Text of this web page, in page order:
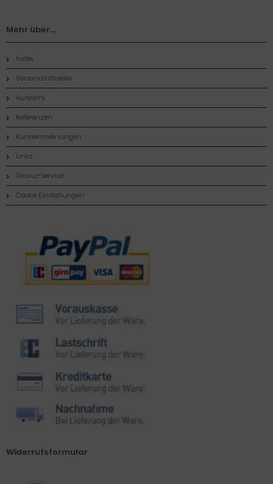
Mehr über...
Index
Versandinfoseite
Auswahl
Referenzen
Kundenmeinungen
Links
Gravur-Service
Cookie Einstellungen
Zahlungsmethoden
Widerrufsformular